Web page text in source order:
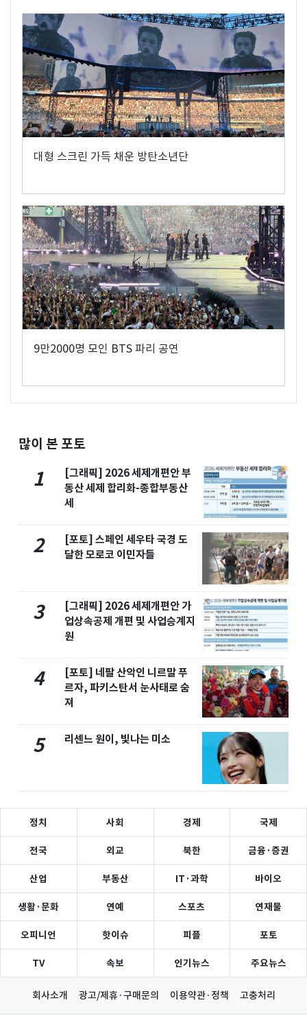
대형 스크린 가득 채운 방탄소년단
9만2000명 모인 BTS 파리 공연
많이 본 포토
1
[그래픽] 2026 세제개편안 부
동산 세제 합리화-종합부동산
세
2
[포토] 스페인 세우타 국경 도
달한 모로코 이민자들
3
[그래픽] 2026 세제개편안 가
업상속공제 개편 및 사업승계지
원
4
[포토] 네팔 산악인 니르말 푸
르자, 파키스탄서 눈사태로 숨
져
5 리센느 원이, 빛나는 미소
정치 사회 경제 국제
전국 외교 북한 금융·증권
산업 부동산 IT·과학 바이오
생활·문화 연예 스포츠 연재물
오피니언 핫이슈 피플 포토
TV 속보 인기뉴스 주요뉴스
회사소개 광고/제휴·구매문의 이용약관·정책 고충처리